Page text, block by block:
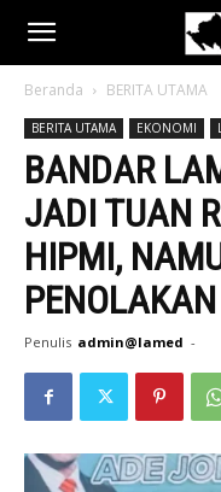
Beranda BERITA UTAMA
BERITA UTAMA EKONOMI
BANDAR
JADI TUAN
HIPMI,
Penulis admin@lamed -